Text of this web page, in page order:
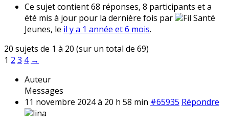
Ce sujet contient 68 réponses, 8 participants et a
été mis à jour pour la dernière fois par
Fil Santé
Jeunes, le il y a 1 année et 6 mois.
20 sujets de 1 à 20 (sur un total de 69)
1 2 3 4 →
Auteur
Messages
11 novembre 2024 à 20 h 58 min #65935 Répondre
lina